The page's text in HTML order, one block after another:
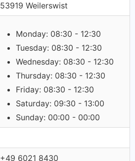
53919 Weilerswist
Monday: 08:30 - 12:30
Tuesday: 08:30 - 12:30
Wednesday: 08:30 - 12:30
Thursday: 08:30 - 12:30
Friday: 08:30 - 12:30
Saturday: 09:30 - 13:00
Sunday: 00:00 - 00:00
+49 6021 8430